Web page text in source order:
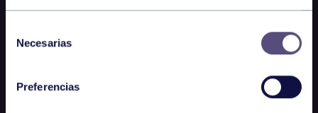
Necesarias
Preferencias